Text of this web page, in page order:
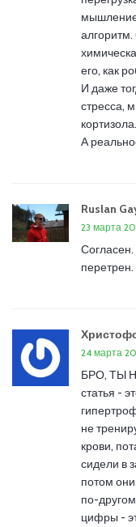
его, как
И даже
стресса,
А
Ruslan
23 марта
Согласен.
24 марта
БРО, ТЫ
статья -
не
крови,
сидели в
потом
по-
цифры -